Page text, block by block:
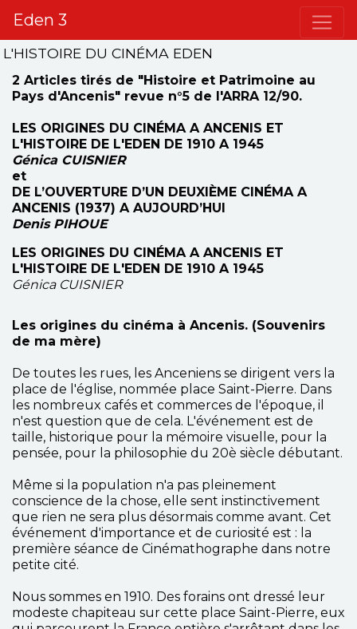
Eden 3
L'HISTOIRE DU CINÉMA EDEN
2 Articles tirés de "Histoire et Patrimoine au
Pays d'Ancenis" revue n°5 de l'ARRA 12/90.
LES ORIGINES DU CINÉMA A ANCENIS ET
L'HISTOIRE DE L'EDEN DE 1910 A 1945
Génica CUISNIER
et
DE L’OUVERTURE D’UN DEUXIÈME CINÉMA A
ANCENIS (1937) A AUJOURD’HUI
Denis PIHOUE
LES ORIGINES DU CINÉMA A ANCENIS ET
L'HISTOIRE DE L'EDEN DE 1910 A 1945
Génica CUISNIER
Les origines du cinéma à Ancenis. (Souvenirs
de ma mère)
De toutes les rues, les Anceniens se dirigent vers la
place de l'église, nommée place Saint-Pierre. Dans
les nombreux cafés et commerces de l'époque, il
n'est question que de cela. L'événement est de
taille, historique pour la mémoire visuelle, pour la
pensée, pour la philosophie du 20è siècle débutant.
Même si la population n'a pas pleinement
conscience de la chose, elle sent instinctivement
que rien ne sera plus désormais comme avant. Cet
événement d'importance et de curiosité est : la
première séance de Cinémathographe dans notre
petite cité.
Nous sommes en 1910. Des forains ont dressé leur
modeste chapiteau sur cette place Saint-Pierre, eux